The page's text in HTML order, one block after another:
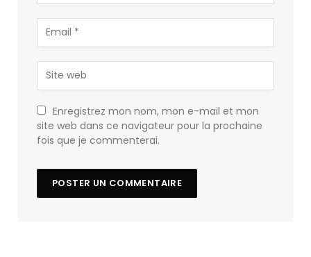
Enregistrez mon nom, mon e-mail et mon
site web dans ce navigateur pour la prochaine
fois que je commenterai.